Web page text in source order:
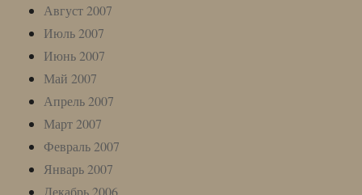
Август 2007
Июль 2007
Июнь 2007
Май 2007
Апрель 2007
Март 2007
Февраль 2007
Январь 2007
Декабрь 2006